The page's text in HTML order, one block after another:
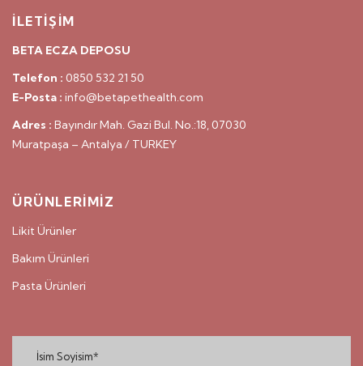
İLETİŞİM
BETA ECZA DEPOSU
Telefon : 0850 532 21 50
E-Posta : info@betapethealth.com
Adres : Bayındır Mah. Gazi Bul. No.:18, 07030
Muratpaşa – Antalya / TURKEY
ÜRÜNLERİMİZ
Likit Ürünler
Bakım Ürünleri
Pasta Ürünleri